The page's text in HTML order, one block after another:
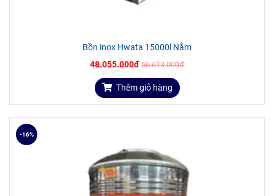
Bồn inox Hwata 15000l Nằm
48.055.000đ 56.613.000đ
Thêm giỏ hàng
-16%